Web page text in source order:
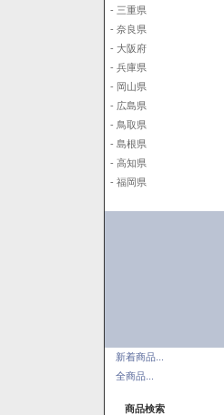
- 三重県
- 奈良県
- 大阪府
- 兵庫県
- 岡山県
- 広島県
- 鳥取県
- 島根県
- 高知県
- 福岡県
新着商品...
全商品...
商品検索